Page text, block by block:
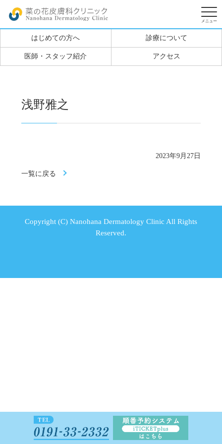
はじめての方へ 診療について
医師・スタッフ紹介 アクセス
浅野雅之
2023年9月27日
一覧に戻る
Copyright (C) Nanohana Dermatology Clinic All Rights
Reserved.